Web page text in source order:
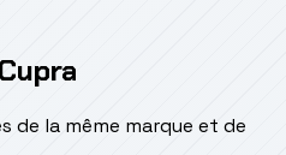
de la même marque et de